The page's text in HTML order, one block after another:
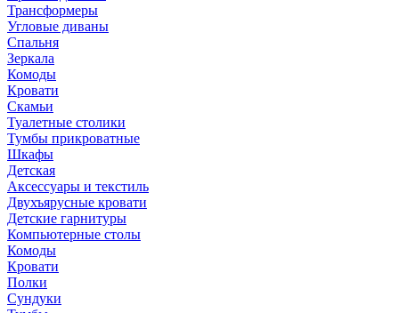
Трансформеры
Угловые диваны
Спальня
Зеркала
Комоды
Кровати
Скамьи
Туалетные столики
Тумбы прикроватные
Шкафы
Детская
Аксессуары и текстиль
Двухъярусные кровати
Детские гарнитуры
Компьютерные столы
Комоды
Кровати
Полки
Сундуки